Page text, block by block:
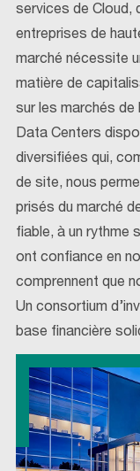
services de Cloud,
entreprises de
marché nécessite
matière de
sur les marchés de
Data Centers
diversifiées qui,
de site, nous
prisés du marché
fiable, à un rythme
ont confiance en
comprennent que
Un consortium
base financière